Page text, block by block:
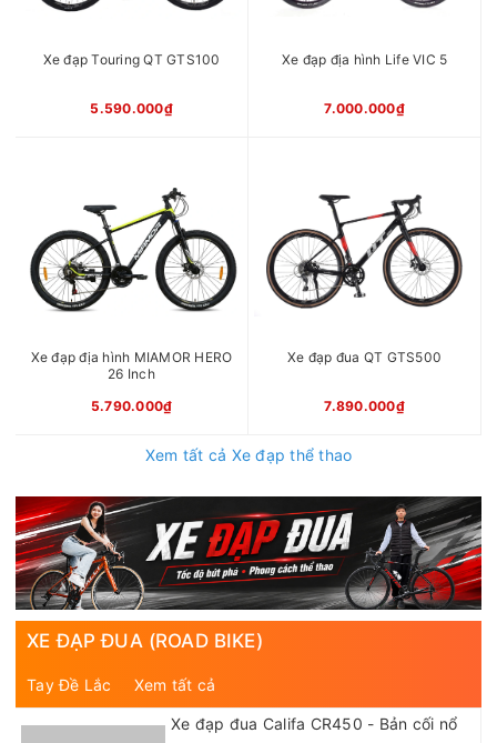
Xe đạp Touring QT GTS100
5.590.000₫
Xe đạp địa hình Life VIC 5
7.000.000₫
Xe đạp địa hình MIAMOR HERO
26 Inch
5.790.000₫
Xe đạp đua QT GTS500
7.890.000₫
Xem tất cả Xe đạp thể thao
XE ĐẠP ĐUA (ROAD BIKE)
Tay Đề Lắc Xem tất cả
Xe đạp đua Califa CR450 - Bản cối nổ